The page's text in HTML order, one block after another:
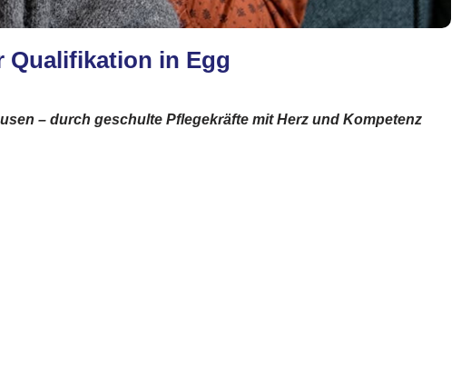
Qualifikation in Egg
– durch geschulte Pflegekräfte mit Herz und Kompetenz